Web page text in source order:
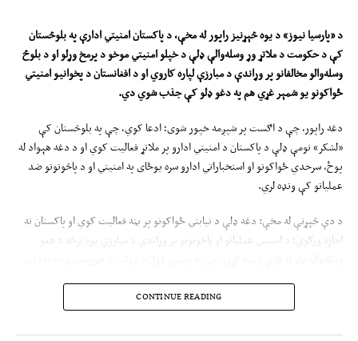
د «پارسیا نیوز» د یوه څېړنیز راپور له مخې، د پاکستان امنیتي ادارې په بلوڅستان
کې د حکومت د ملاتړ وړ وسله‌والې ډلې د خپلو امنیتي موخو د پرمخ وړلو او د بلوڅ
وسله‌والو مخالفانو پر وړاندې د مبارزې لپاره کاروي او د افغانستان د پخوانیو امنیتي
ځواکونو یو شمېر غړي هم په دغو ډلو کې جذب شوي دي.
دغه راپور، چې د اګست پر شپږمه خپور شوی؛ ادعا کوي، چې په بلوڅستان کې
«لشکر» نومې ډلې د پاکستان د امنیتي ادارو پر ملاتړ فعالیت کوي او د دغه هېواد له
پوځ، سرحدي ځواکونو او استخباراتي ادارو سره یوځای په امنیتي او د پاڅونونو ضد
عملیاتو کې ونډه لري.
د دې څېړنې له مخې: دغه ډلې د نیابتي ځواکونو پر بڼه فعالیت کوي او پاکستان ته
اجازه ورکوي؛ د امنیتي عملیاتو او پاڅونونو پر وړاندې د مبارزې یوه برخه د هغو
«پارسیا نیوز» ادعا کړې: د افغانستان د پخوانیو امنیتي ځواکونو یو شمېر غړي، چې په
۲۰۲۱ز. کال کې د جمهوري حکومت له سقوط وروسته له افغانستان څخه ووتل؛ هم له
دغو ډلو سره یوځای شوي دي.
CONTINUE READING